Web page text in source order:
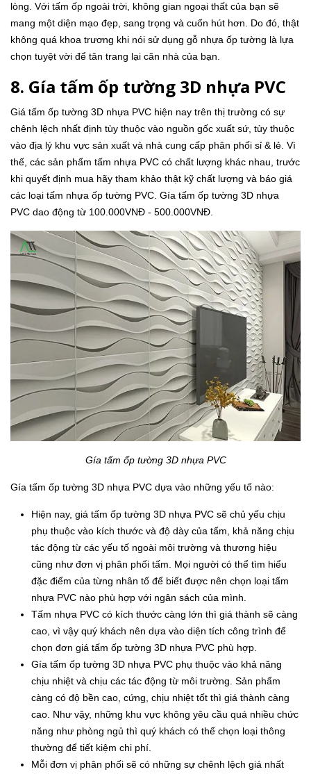
lòng. Với tấm ốp ngoài trời, không gian ngoại thất của bạn sẽ
mang một diện mạo đẹp, sang trọng và cuốn hút hơn. Do đó, thật
không quá khoa trương khi nói sử dụng gỗ nhựa ốp tường là lựa
chọn tuyệt vời để tân trang lại căn nhà của bạn.
8. Gía tấm ốp tường 3D nhựa PVC
Giá tấm ốp tường 3D nhựa PVC hiện nay trên thị trường có sự
chênh lệch nhất định tùy thuộc vào nguồn gốc xuất sứ, tùy thuộc
vào địa lý khu vực sản xuất và nhà cung cấp phân phối sỉ & lẻ. Vì
thế, các sản phẩm tấm nhựa PVC có chất lượng khác nhau, trước
khi quyết định mua hãy tham khảo thật kỹ chất lượng và báo giá
các loại tấm nhựa ốp tường PVC. Gía tấm ốp tường 3D nhựa
PVC dao động từ 100.000VNĐ - 500.000VNĐ.
Gía tấm ốp tường 3D nhựa PVC
Gía tấm ốp tường 3D nhựa PVC dựa vào những yếu tố nào:
Hiện nay, giá tấm ốp tường 3D nhựa PVC sẽ chủ yếu chịu
phụ thuộc vào kích thước và độ dày của tấm, khả năng chịu
tác động từ các yếu tố ngoài môi trường và thương hiệu
cũng như đơn vị phân phối tấm. Mọi người có thể tìm hiểu
đặc điểm của từng nhân tố để biết được nên chọn loại tấm
nhựa PVC nào phù hợp với ngân sách của mình.
Tấm nhựa PVC có kích thước càng lớn thì giá thành sẽ càng
cao, vì vậy quý khách nên dựa vào diện tích công trình để
chọn đơn giá tấm ốp tường 3D nhựa PVC phù hợp.
Gía tấm ốp tường 3D nhựa PVC phụ thuộc vào khả năng
chịu nhiệt và chịu các tác động từ môi trường. Sản phẩm
càng có độ bền cao, cứng, chịu nhiệt tốt thì giá thành càng
cao. Như vậy, những khu vực không yêu cầu quá nhiều chức
năng như phòng ngủ thì quý khách có thể chọn loại thông
thường để tiết kiệm chi phí.
Mỗi đơn vị phân phối sẽ có những sự chênh lệch giá nhất